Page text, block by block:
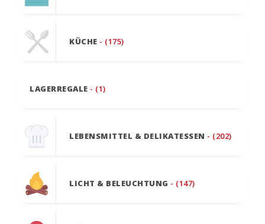
KÜCHE - (175)
LAGERREGALE - (1)
LEBENSMITTEL & DELIKATESSEN - (202)
LICHT & BELEUCHTUNG - (147)